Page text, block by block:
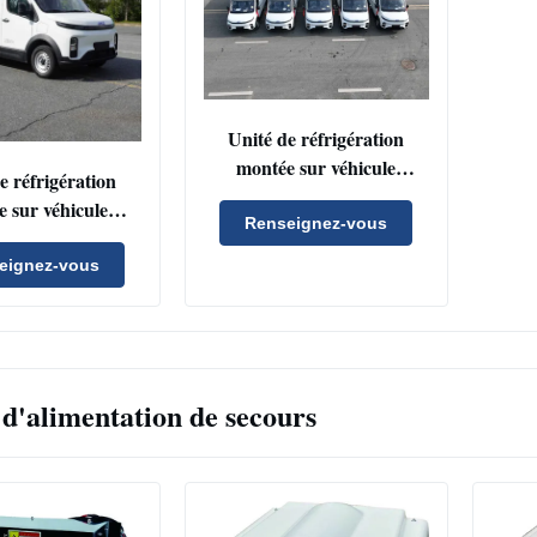
réfrigération
sur véhicule
avec
à flux parallèle
R404a pour
vous
Unité de réfrigération
montée sur véhicule
personnalisable avec
condenseur à flux parallèle
et réfrigérant R404a pour
Renseignez-vous
de secours